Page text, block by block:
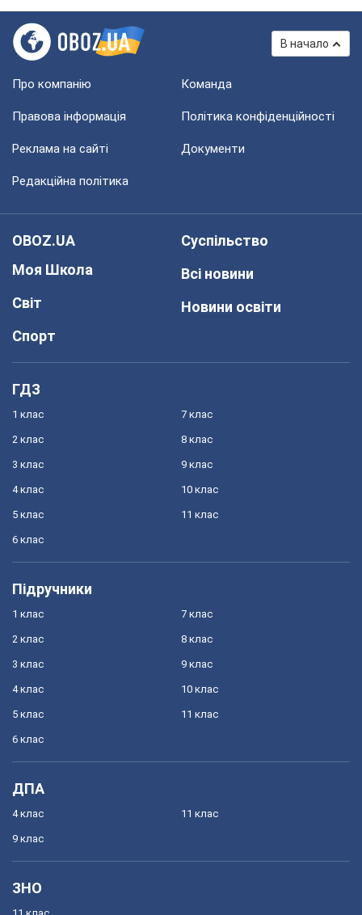
В начало
Про компанію Команда
Правова інформація Політика конфіденційності
Реклама на сайті Документи
Редакційна політика
OBOZ.UA
Моя Школа
Світ
Спорт
Суспільство
Всі новини
Новини освіти
ГДЗ
1 клас
2 клас
3 клас
4 клас
5 клас
6 клас
7 клас
8 клас
9 клас
10 клас
11 клас
Підручники
1 клас
2 клас
3 клас
4 клас
5 клас
6 клас
7 клас
8 клас
9 клас
10 клас
11 клас
ДПА
4 клас
9 клас
11 клас
ЗНО